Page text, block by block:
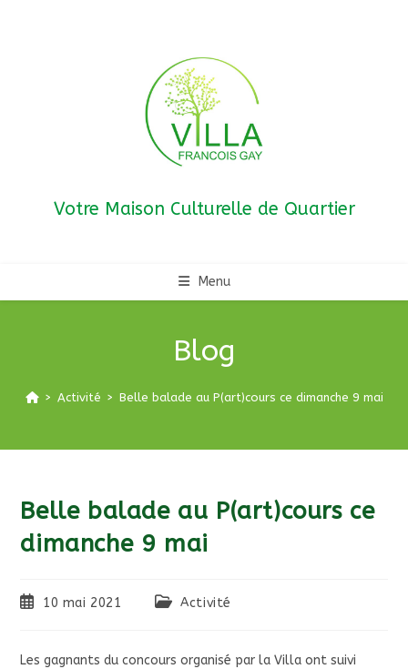
Votre Maison Culturelle de Quartier
Menu
Blog
> Activité > Belle balade au P(art)cours ce dimanche 9 mai
Belle balade au P(art)cours ce
dimanche 9 mai
Publication
10 mai 2021
PostActivité
Les gagnants du concours organisé par la Villa ont suivi